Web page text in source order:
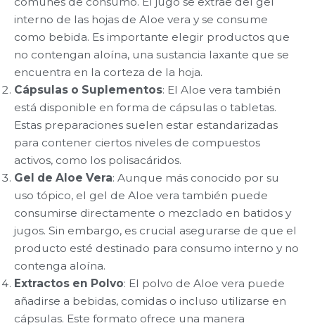
interno de las hojas de Aloe vera y se consume
como bebida. Es importante elegir productos que
no contengan aloína, una sustancia laxante que se
encuentra en la corteza de la hoja.
Cápsulas o Suplementos: El Aloe vera también
está disponible en forma de cápsulas o tabletas.
Estas preparaciones suelen estar estandarizadas
para contener ciertos niveles de compuestos
activos, como los polisacáridos.
Gel de Aloe Vera: Aunque más conocido por su
uso tópico, el gel de Aloe vera también puede
consumirse directamente o mezclado en batidos y
jugos. Sin embargo, es crucial asegurarse de que el
producto esté destinado para consumo interno y no
contenga aloína.
Extractos en Polvo: El polvo de Aloe vera puede
añadirse a bebidas, comidas o incluso utilizarse en
cápsulas. Este formato ofrece una manera